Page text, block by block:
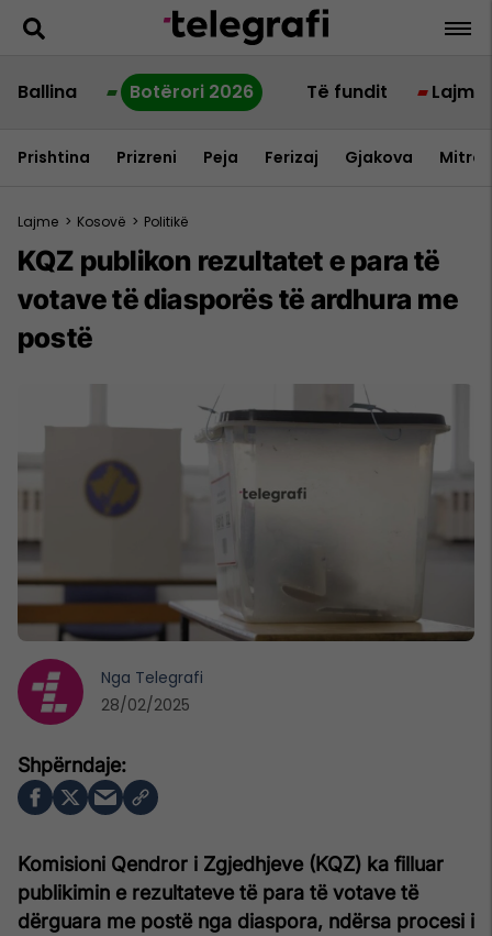
Ballina Botërori 2026 Të fundit Lajme
Prishtina Prizreni Peja Ferizaj Gjakova
Lajme > Kosovë > Politikë
KQZ publikon rezultatet e para të
votave të diasporës të ardhura me
postë
Komisioni Qendror i Zgjedhjeve (KQZ) ka filluar
publikimin e rezultateve të para të votave të
dërguara me postë nga diaspora, ndërsa procesi i
Nga Telegrafi
28/02/2025